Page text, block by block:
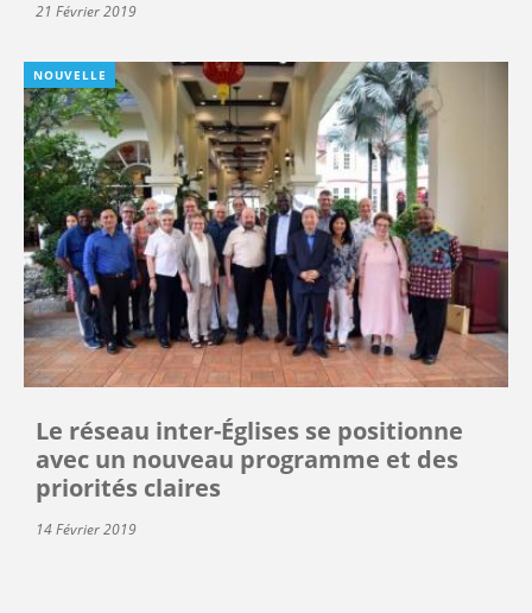
21 Février 2019
NOUVELLE
Le réseau inter-Églises se positionne
avec un nouveau programme et des
priorités claires
14 Février 2019